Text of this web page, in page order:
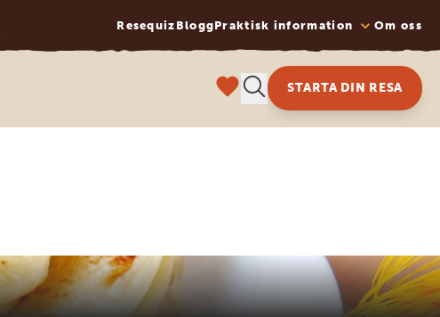
Resequiz BloggPraktisk information Om oss
STARTA DIN RESA